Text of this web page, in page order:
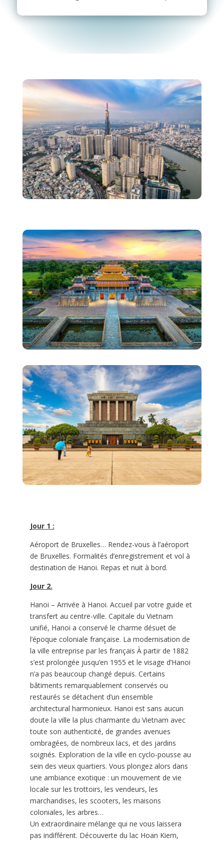
Jour 1 :
Aéroport de Bruxelles… Rendez-vous à l’aéroport
de Bruxelles. Formalités d’enregistrement et vol à
destination de Hanoi. Repas et nuit à bord.
Jour 2.
Hanoi – Arrivée à Hanoi. Accueil par votre guide et
transfert au centre-ville. Capitale du Vietnam
unifié, Hanoi a conservé le charme désuet de
l’époque coloniale française. La modernisation de
la ville entreprise par les français À partir de 1882
s’est prolongée jusqu’en 1955 et le visage d’Hanoi
n’a pas beaucoup changé depuis. Certains
bâtiments remarquablement conservés ou
restaurés se détachent d’un ensemble
architectural harmonieux. Hanoi est sans aucun
doute la ville la plus charmante du Vietnam avec
toute son authenticité, de grandes avenues
ombragées, de nombreux lacs, et des jardins
soignés. Exploration de la ville en cyclo-pousse au
sein des vieux quartiers. Vous plongez alors dans
une ambiance exotique : un mouvement de vie
locale sur les trottoirs, les vendeurs, les
marchandises, les scooters, les maisons
coloniales, les arbres…
Un extraordinaire mélange qui ne vous laissera
pas indifférent. Découverte du lac Hoan Kiem,